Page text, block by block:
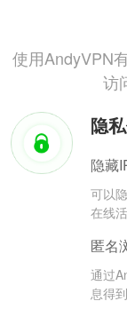
使用AndyVPN
访
隐
隐藏
可以
在线活
匿名
通过
息得